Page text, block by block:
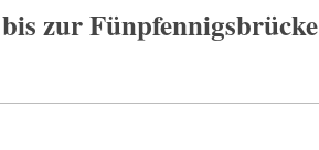
zur Fünpfennigsbrücke